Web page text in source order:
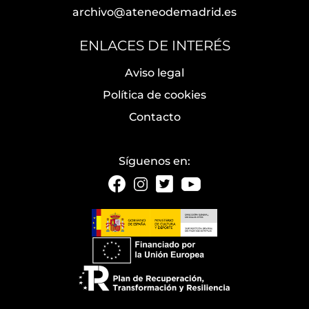
archivo@ateneodemadrid.es
ENLACES DE INTERÉS
Aviso legal
Política de cookies
Contacto
Síguenos en: